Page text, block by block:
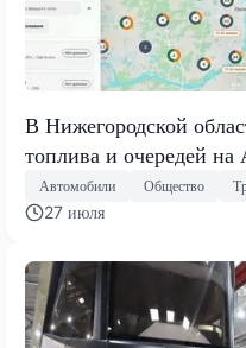
В Нижегородской
топлива и очередей на
Автомобили Общество
27 июля